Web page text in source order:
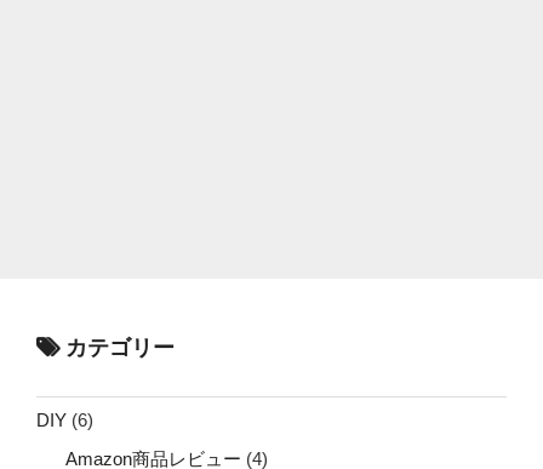
カテゴリー
DIY (6)
Amazon商品レビュー (4)